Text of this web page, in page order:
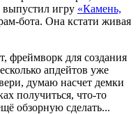
выпустил игру «Камень,
бота. Она кстати живая
фреймворк для создания
апдейтов уже
думаю насчет демки
получиться, что-то
обзорную сделать...